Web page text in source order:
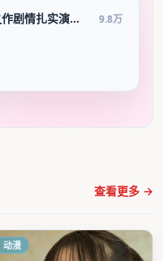
失控特攻·典藏·热播口碑之作剧情扎实演技在线 9.8万
查看更多 →
动漫